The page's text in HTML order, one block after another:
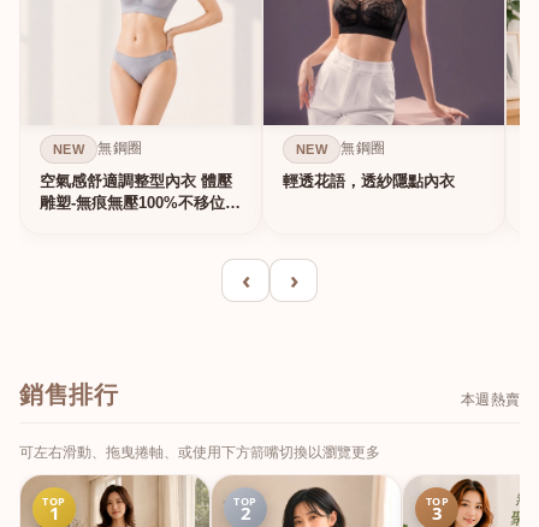
NEW 無鋼圈
空氣感舒適調整型內衣 體壓
雕塑-無痕無壓100%不移位的
NEW 無鋼圈
輕透花語，透紗隱點內衣
‹ ›
銷售排行 本週熱賣
可左右滑動、拖曳捲軸、或使用下方箭嘴切換以瀏覽更多
TOP
1 TOP
2 TOP
3